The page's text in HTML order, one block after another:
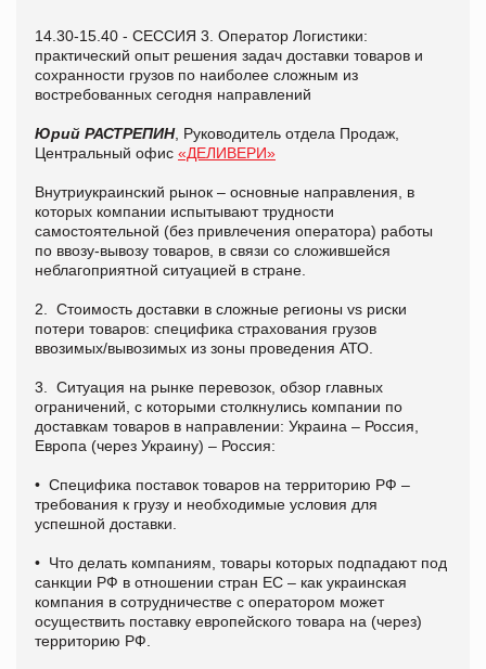
14.30-15.40 - СЕССИЯ 3. Оператор Логистики:
практический опыт решения задач доставки товаров и
сохранности грузов по наиболее сложным из
востребованных сегодня направлений
Юрий РАСТРЕПИН, Руководитель отдела Продаж,
Центральный офис «ДЕЛИВЕРИ»
Внутриукраинский рынок – основные направления, в
которых компании испытывают трудности
самостоятельной (без привлечения оператора) работы
по ввозу-вывозу товаров, в связи со сложившейся
неблагоприятной ситуацией в стране.
2. Стоимость доставки в сложные регионы vs риски
потери товаров: специфика страхования грузов
ввозимых/вывозимых из зоны проведения АТО.
3. Ситуация на рынке перевозок, обзор главных
ограничений, с которыми столкнулись компании по
доставкам товаров в направлении: Украина – Россия,
Европа (через Украину) – Россия:
• Специфика поставок товаров на территорию РФ –
требования к грузу и необходимые условия для
успешной доставки.
• Что делать компаниям, товары которых подпадают под
санкции РФ в отношении стран ЕС – как украинская
компания в сотрудничестве с оператором может
осуществить поставку европейского товара на (через)
территорию РФ.